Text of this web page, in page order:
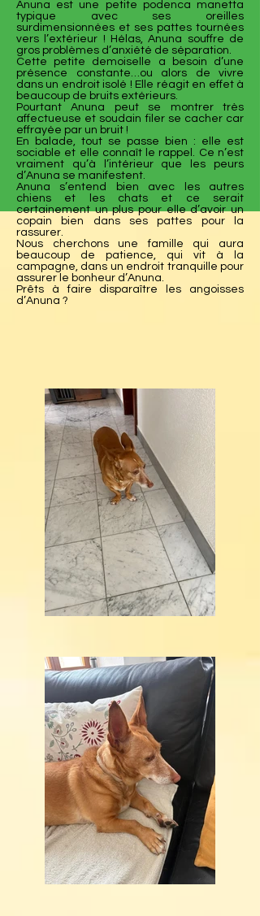
Anuna est une petite podenca manetta
typique avec ses oreilles
surdimensionnées et ses pattes tournées
vers l’extérieur ! Hélas, Anuna souffre de
gros problèmes d’anxiété de séparation.
Cette petite demoiselle a besoin d’une
présence constante…ou alors de vivre
dans un endroit isolé ! Elle réagit en effet à
beaucoup de bruits extérieurs.
Pourtant Anuna peut se montrer très
affectueuse et soudain filer se cacher car
effrayée par un bruit !
En balade, tout se passe bien : elle est
sociable et elle connaît le rappel. Ce n’est
vraiment qu’à l’intérieur que les peurs
d’Anuna se manifestent.
Anuna s’entend bien avec les autres
chiens et les chats et ce serait
certainement un plus pour elle d’avoir un
copain bien dans ses pattes pour la
rassurer.
Nous cherchons une famille qui aura
beaucoup de patience, qui vit à la
campagne, dans un endroit tranquille pour
assurer le bonheur d’Anuna.
Prêts à faire disparaître les angoisses
d’Anuna ?